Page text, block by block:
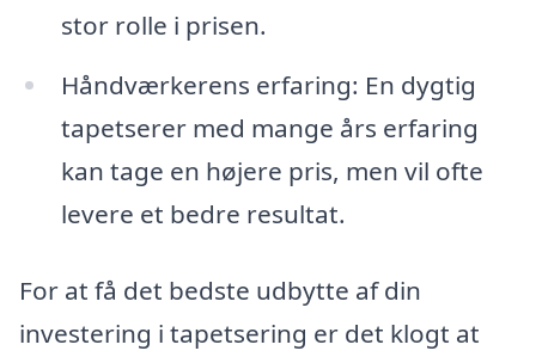
stor rolle i prisen.
Håndværkerens erfaring: En dygtig
tapetserer med mange års erfaring
kan tage en højere pris, men vil ofte
levere et bedre resultat.
For at få det bedste udbytte af din
investering i tapetsering er det klogt at